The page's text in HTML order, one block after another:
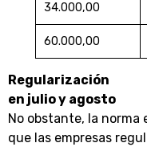
34.000,00
60.000,00
Regularización
en julio y agosto
No obstante, la norma
que las empresas